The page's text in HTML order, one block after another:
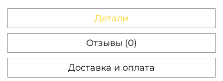
Детали
Отзывы (0)
Доставка и оплата